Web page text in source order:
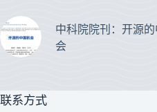
中科院院刊：开源
会
联系方式